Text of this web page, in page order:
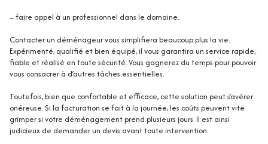
– faire appel à un professionnel dans le domaine.
Contacter un déménageurvous simplifiera beaucoup plus la vie.
Expérimenté, qualifié et bien équipé, il vous garantira un service rapide,
fiable et réalisé en toute sécurité. Vous gagnerez du temps pour pouvoir
vous consacrer à d’autres tâches essentielles.
Toutefois, bien que confortable et efficace, cette solution peut s’avérer
onéreuse. Si la facturation se fait à la journée, les coûts peuvent vite
grimper si votre déménagement prend plusieurs jours. Il est ainsi
judicieux de demander un devis avant toute intervention.